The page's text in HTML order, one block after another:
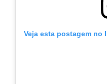
Veja esta postagem no